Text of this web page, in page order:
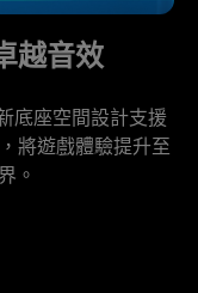
越音效
底座空間設計支援
將遊戲體驗提升至
。